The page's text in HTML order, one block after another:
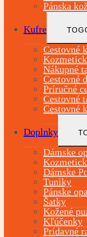
Pánska
Kufre
Cestovné
Nákupné
Cestovné
Príručné
Cestovné
Cestovné
Doplnky
Dámske
Dámske
Tuniky
Pánske
Šatky
Kožené
Kľúčenky
Prídavné